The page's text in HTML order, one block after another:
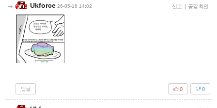
Ukforce 26-05-16 14:02 신고 | 공감 확인
답글 0
0